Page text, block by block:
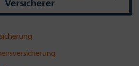
Versicherer